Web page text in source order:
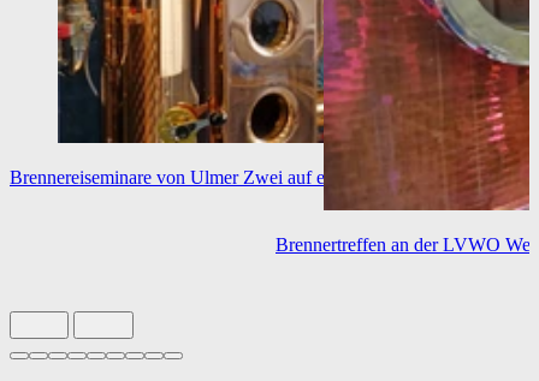
Brennereiseminare von Ulmer Zwei auf einen Streich
Brennertreffen an der LVWO
Slide 1 von 9 aktiv